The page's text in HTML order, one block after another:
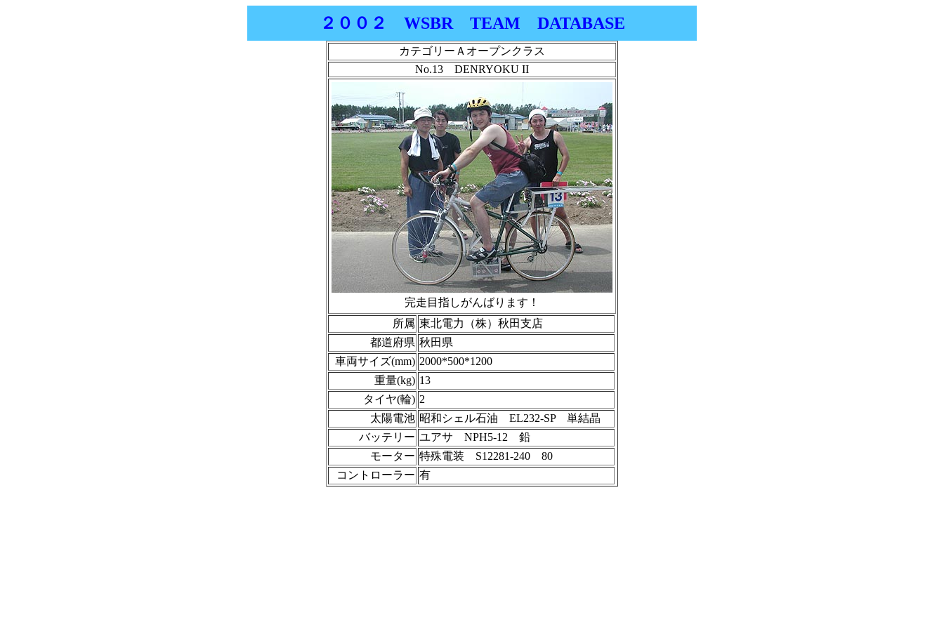
２００２ WSBR TEAM DATABASE
カテゴリーＡオープンクラス
No.13 DENRYOKU II
完走目指しがんばります！
所属 東北電力（株）秋田支店
都道府県 秋田県
車両サイズ(mm) 2000*500*1200
重量(kg) 13
タイヤ(輪) 2
太陽電池 昭和シェル石油 EL232-SP 単結晶
バッテリー ユアサ NPH5-12 鉛
モーター 特殊電装 S12281-240 80
コントローラー 有